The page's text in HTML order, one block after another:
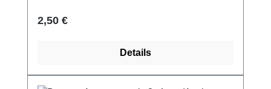
Regulärer Preis:
2,50 €
Details